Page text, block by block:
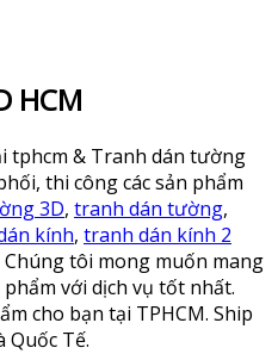
HCM
tphcm & Tranh dán tường
thi công các sản phẩm
3D, tranh dán tường,
kính, tranh dán kính 2
Chúng tôi mong muốn mang
với dịch vụ tốt nhất.
cho bạn tại TPHCM. Ship
Quốc Tế.